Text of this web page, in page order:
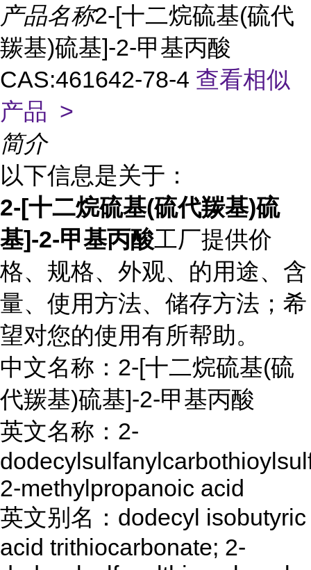
产品名称2-[十二烷硫基(硫代
羰基)硫基]-2-甲基丙酸
CAS:461642-78-4 查看相似
产品 >
简介
以下信息是关于：
2-[十二烷硫基(硫代羰基)硫
基]-2-甲基丙酸工厂提供价
格、规格、外观、的用途、含
量、使用方法、储存方法；希
望对您的使用有所帮助。
中文名称：2-[十二烷硫基(硫
代羰基)硫基]-2-甲基丙酸
英文名称：2-
2-methylpropanoic acid
英文别名：dodecyl isobutyric
acid trithiocarbonate; 2-